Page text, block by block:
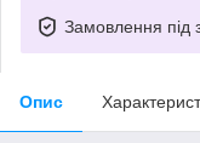
Замовлення під
Опис